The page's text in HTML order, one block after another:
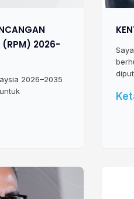
(RPM) 2026-
2026–2035